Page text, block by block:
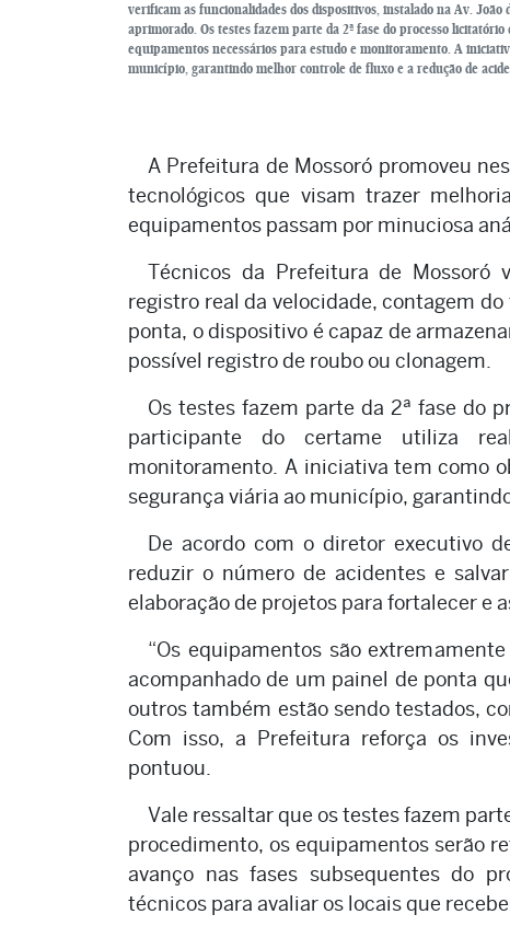
verificam as funcionalidades dos dispositivos, instalado na Av.
aprimorado. Os testes fazem parte da 2ª fase do processo
equipamentos necessários para estudo e monitoramento. A
município, garantindo melhor controle de fluxo e a redução de
A Prefeitura de Mossoró promoveu
tecnológicos que visam trazer
equipamentos passam por minuciosa
Técnicos da Prefeitura de Mossoró
registro real da velocidade, contagem
ponta, o dispositivo é capaz de
possível registro de roubo ou clonagem.
Os testes fazem parte da 2ª fase do
participante do certame utiliza
monitoramento. A iniciativa tem como
segurança viária ao município,
De acordo com o diretor executivo
reduzir o número de acidentes e
elaboração de projetos para fortalecer e
“Os equipamentos são
acompanhado de um painel de ponta
outros também estão sendo testados,
Com isso, a Prefeitura reforça os
pontuou.
Vale ressaltar que os testes fazem
procedimento, os equipamentos serão
avanço nas fases subsequentes do
técnicos para avaliar os locais que